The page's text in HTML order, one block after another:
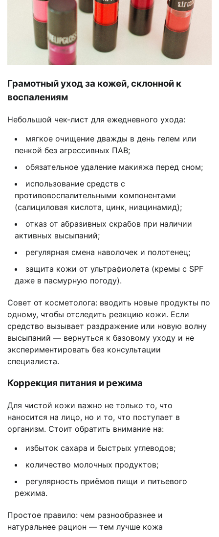
Грамотный уход за кожей, склонной к
воспалениям
Небольшой чек-лист для ежедневного ухода:
мягкое очищение дважды в день гелем или
пенкой без агрессивных ПАВ;
обязательное удаление макияжа перед сном;
использование средств с
противовоспалительными компонентами
(салициловая кислота, цинк, ниацинамид);
отказ от абразивных скрабов при наличии
активных высыпаний;
регулярная смена наволочек и полотенец;
защита кожи от ультрафиолета (кремы с SPF
даже в пасмурную погоду).
Совет от косметолога: вводить новые продукты по
одному, чтобы отследить реакцию кожи. Если
средство вызывает раздражение или новую волну
высыпаний — вернуться к базовому уходу и не
экспериментировать без консультации
специалиста.
Коррекция питания и режима
Для чистой кожи важно не только то, что
наносится на лицо, но и то, что поступает в
организм. Стоит обратить внимание на:
избыток сахара и быстрых углеводов;
количество молочных продуктов;
регулярность приёмов пищи и питьевого
режима.
Простое правило: чем разнообразнее и
натуральнее рацион — тем лучше кожа